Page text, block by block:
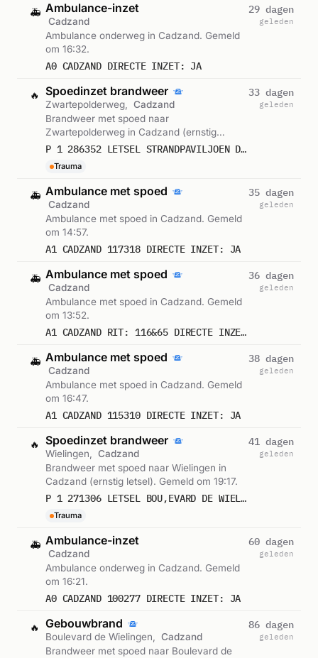
🚑 Ambulance-inzet
Cadzand
Ambulance onderweg in Cadzand. Gemeld
om 16:32.
A0 CADZAND DIRECTE INZET: JA
29 dagen
geleden
🔥 Spoedinzet brandweer
Zwartepolderweg, Cadzand
Brandweer met spoed naar
Zwartepolderweg in Cadzand (ernstig
letsel). Gemeld om 17:08.
P 1 286352 LETSEL STRANDPAVILJOEN DOK 14 [TRANDXAVILJOEN DOK 14 ZWARTEPOLDERWEG CADZAND
Trauma
33 dagen
geleden
🚑 Ambulance met spoed
Cadzand
Ambulance met spoed in Cadzand. Gemeld
om 14:57.
A1 CADZAND 117318 DIRECTE INZET: JA
35 dagen
geleden
🚑 Ambulance met spoed
Cadzand
Ambulance met spoed in Cadzand. Gemeld
om 13:52.
A1 CADZAND RIT: 116&65 DIRECTE INZET: JA
36 dagen
geleden
🚑 Ambulance met spoed
Cadzand
Ambulance met spoed in Cadzand. Gemeld
om 16:47.
A1 CADZAND 115310 DIRECTE INZET: JA
38 dagen
geleden
🔥 Spoedinzet brandweer
Wielingen, Cadzand
Brandweer met spoed naar Wielingen in
Cadzand (ernstig letsel). Gemeld om 19:17.
P 1 271306 LETSEL BOU,EVARD DE WIELINGEN CADZAND
Trauma
41 dagen
geleden
🚑 Ambulance-inzet
Cadzand
Ambulance onderweg in Cadzand. Gemeld
om 16:21.
A0 CADZAND 100277 DIRECTE INZET: JA
60 dagen
geleden
🔥 Gebouwbrand
Boulevard de Wielingen, Cadzand
Brandweer met spoed naar Boulevard de
86 dagen
geleden